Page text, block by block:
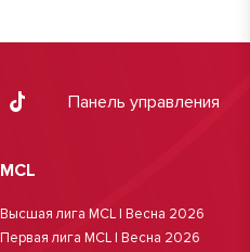
Панель управления
MCL
Высшая лига MCL | Весна 2026
Первая лига MCL | Весна 2026